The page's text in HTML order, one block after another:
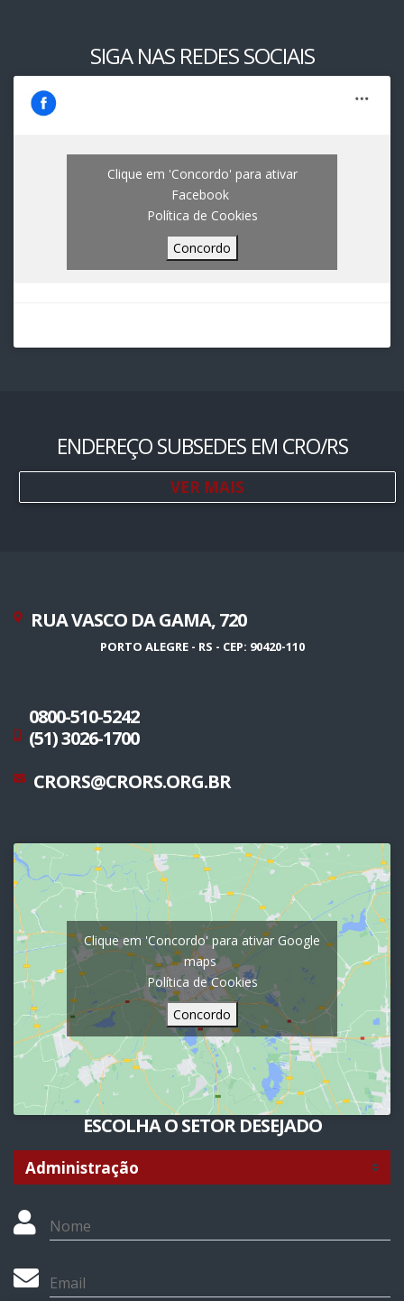
SIGA NAS REDES SOCIAIS
Clique em 'Concordo' para ativar
Facebook
Política de Cookies
Concordo
ENDEREÇO SUBSEDES EM CRO/RS
VER MAIS
RUA VASCO DA GAMA, 720
PORTO ALEGRE - RS - CEP: 90420-110
0800-510-5242
(51) 3026-1700
CRORS@CRORS.ORG.BR
Clique em 'Concordo' para ativar Google
maps
Política de Cookies
Concordo
ESCOLHA O SETOR DESEJADO
Nome
Email